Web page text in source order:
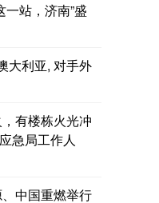
站，济南”盛
大利亚, 对手外
有楼栋火光冲
急局工作人
中国重燃举行